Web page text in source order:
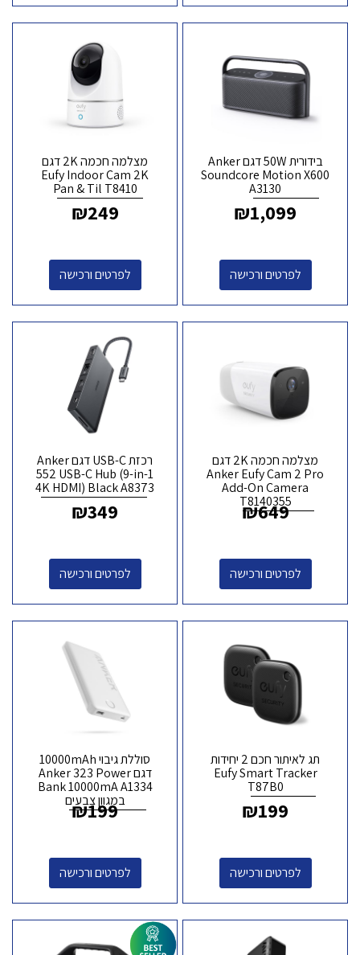
בידורית 50W דגם Anker
Soundcore Motion X600
A3130
₪1,099
לפרטים ורכישה
מצלמה חכמה 2K דגם
Eufy Indoor Cam 2K
Pan & Til T8410
₪249
לפרטים ורכישה
מצלמה חכמה 2K דגם
Anker Eufy Cam 2 Pro
Add-On Camera
T8140355
₪649
לפרטים ורכישה
רכזת USB-C דגם Anker
552 USB-C Hub (9-in-1
4K HDMI) Black A8373
₪349
לפרטים ורכישה
תג לאיתור חכם 2 יחידות
Eufy Smart Tracker
T87B0
₪199
לפרטים ורכישה
סוללת גיבוי 10000mAh
דגם Anker 323 Power
Bank 10000mA A1334
במגוון צבעים
₪199
לפרטים ורכישה